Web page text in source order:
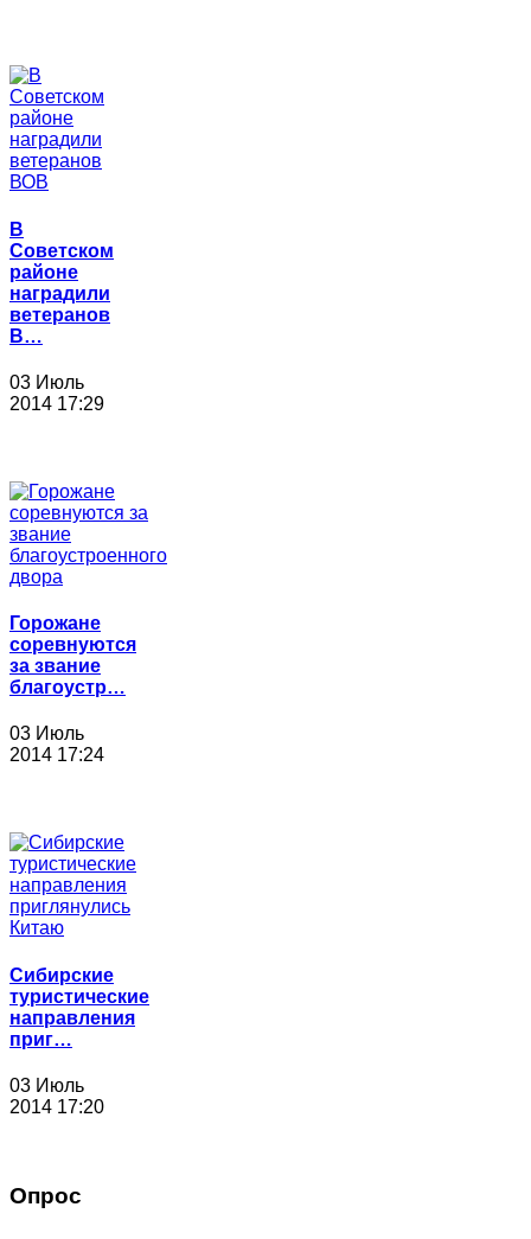
В
Советском
районе
наградили
ветеранов
В…
03 Июль
2014 17:29
Горожане
соревнуются
за звание
благоустр…
03 Июль
2014 17:24
Сибирские
туристические
направления
приг…
03 Июль
2014 17:20
Опрос